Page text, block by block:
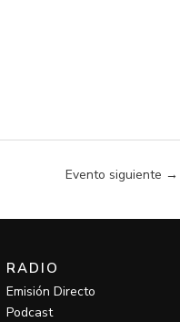
Evento siguiente →
RADIO
Emisión Directo
Podcast